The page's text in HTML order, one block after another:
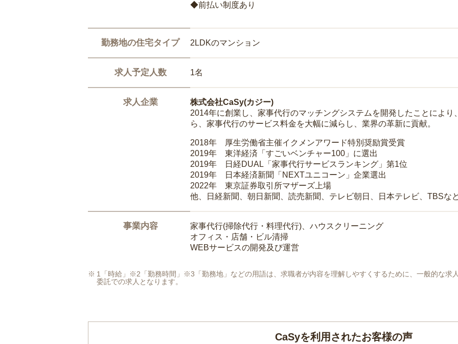
◆前払い制度あり
勤務地の住宅タイプ 2LDKのマンション
求人予定人数 1名
求人企業
株式会社CaSy(カジー)
2014年に創業し、家事代行のマッチングシステムを開発したことによ
ら、家事代行のサービス料金を大幅に減らし、業界の革新に貢献。
2018年 厚生労働省主催イクメンアワード特別奨励賞受賞
2019年 東洋経済「すごいベンチャー100」に選出
2019年 日経DUAL「家事代行サービスランキング」第1位
2019年 日本経済新聞「NEXTユニコーン」企業選出
2022年 東京証券取引所マザーズ上場
他、日経新聞、朝日新聞、読売新聞、テレビ朝日、日本テレビ、TBSな
事業内容
家事代行(掃除代行・料理代行)、ハウスクリーニング
オフィス・店舗・ビル清掃
WEBサービスの開発及び運営
1「時給」※2「勤務時間」※3「勤務地」などの用語は、求職者が内容を理解しやすくするために、一般的な求
委託での求人となります。
CaSyを利用されたお客様の声